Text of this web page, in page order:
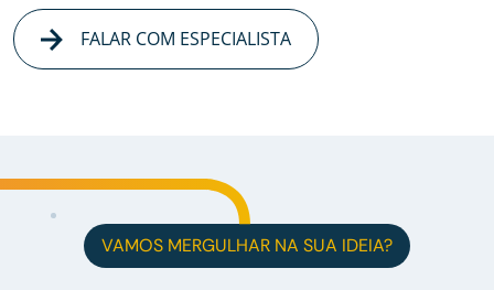
FALAR COM ESPECIALISTA
VAMOS MERGULHAR NA SUA IDEIA?